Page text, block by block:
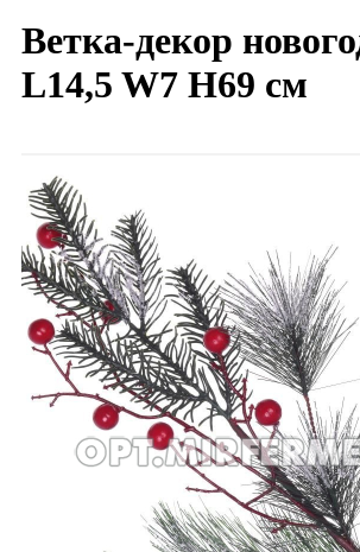
Ветка-декор
L14,5 W7 H69 см